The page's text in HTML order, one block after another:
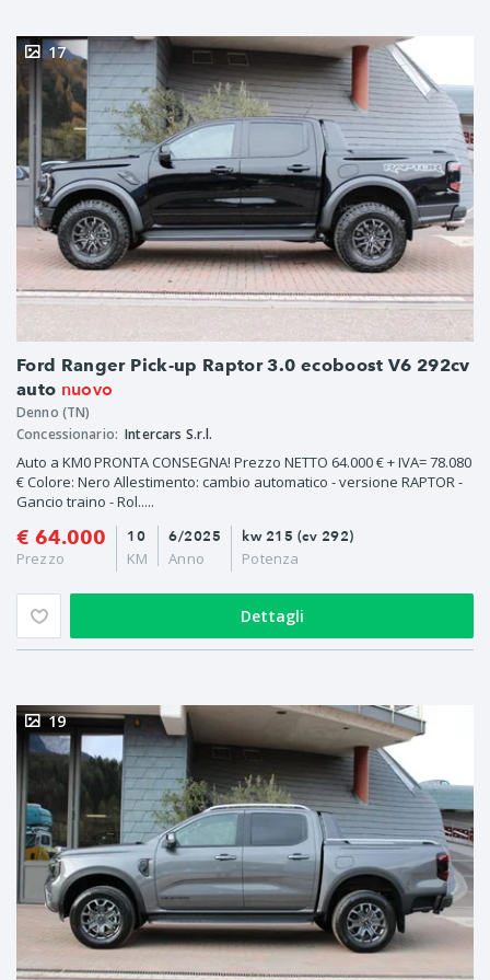
Ford Ranger Pick-up Raptor 3.0 ecoboost V6 292cv
auto nuovo
17
Denno (TN)
Concessionario: Intercars S.r.l.
Auto a KM0 PRONTA CONSEGNA! Prezzo NETTO 64.000 € + IVA= 78.080
€ Colore: Nero Allestimento: cambio automatico - versione RAPTOR -
Gancio traino - Rol.....
€ 64.000
Prezzo
6/2025
Anno
10
KM
kw 215 (cv 292)
Potenza
Dettagli
19